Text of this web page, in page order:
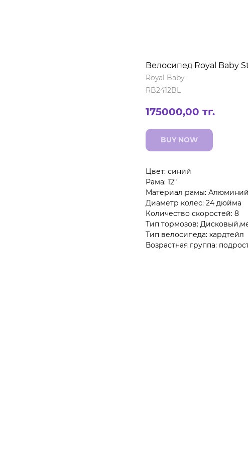
Велосипед Royal Baby
Royal Baby
RB2412BL
175000,00 тг.
BUY NOW
Цвет: синий
Рама: 12"
Материал рамы: Алюминий
Диаметр колес: 24 дюйма
Количество скоростей: 8
Тип тормозов:
Тип велосипеда: хардтейл
Возрастная группа: